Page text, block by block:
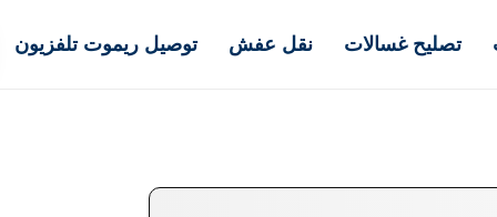
تصليح غسالات نقل عفش توصيل ريموت تلفزيون